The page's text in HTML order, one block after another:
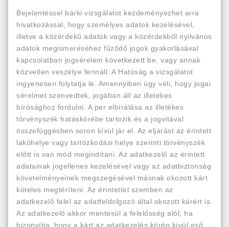
Bejelentéssel bárki vizsgálatot kezdeményezhet arra
hivatkozással, hogy személyes adatok kezelésével,
illetve a közérdekű adatok vagy a közérdekből nyilvános
adatok megismeréséhez fűződő jogok gyakorlásával
kapcsolatban jogsérelem következett be, vagy annak
közvetlen veszélye fennáll. A Hatóság a vizsgálatot
ingyenesen folytatja le. Amennyiben úgy véli, hogy jogai
sérelmet szenvedtek, jogában áll az illetékes
bírósághoz fordulni. A per elbírálása az illetékes
törvényszék hatáskörébe tartozik és a jogvitával
összefüggésben soron kívül jár el. Az eljárást az érintett
lakóhelye vagy tartózkodási helye szerinti törvényszék
előtt is van mód megindítani. Az adatkezelő az érintett
adatainak jogellenes kezelésével vagy az adatbiztonság
követelményeinek megszegésével másnak okozott kárt
köteles megtéríteni. Az érintettel szemben az
adatkezelő felel az adatfeldolgozó által okozott kárért is.
Az adatkezelő akkor mentesül a felelősség alól, ha
bizonyítja, hogy a kárt az adatkezelés körén kívül eső